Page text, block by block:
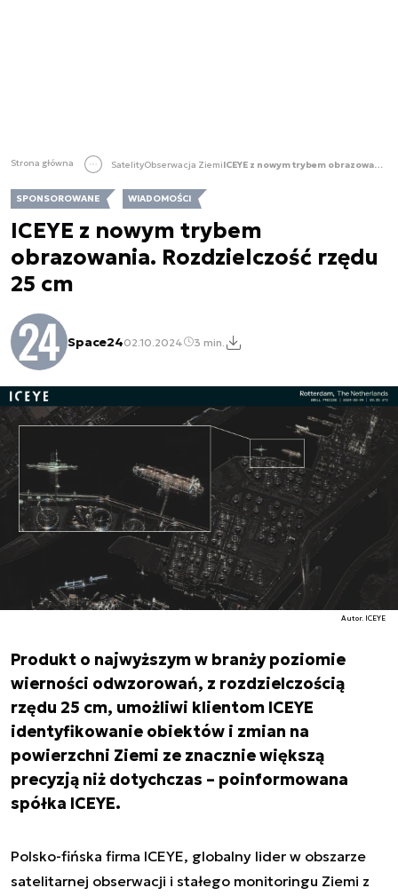
Strona główna SatelityObserwacja Ziemi ICEYE z nowym trybem obrazowania. Rozdzielczość rzędu 25 cm
SPONSOROWANE WIADOMOŚCI
ICEYE z nowym trybem
obrazowania. Rozdzielczość rzędu
25 cm
Space2402.10.2024 3 min.
Autor. ICEYE
Produkt o najwyższym w branży poziomie
wierności odwzorowań, z rozdzielczością
rzędu 25 cm, umożliwi klientom ICEYE
identyfikowanie obiektów i zmian na
powierzchni Ziemi ze znacznie większą
precyzją niż dotychczas – poinformowana
spółka ICEYE.
Polsko-fińska firma ICEYE, globalny lider w obszarze
satelitarnej obserwacji i stałego monitoringu Ziemi z